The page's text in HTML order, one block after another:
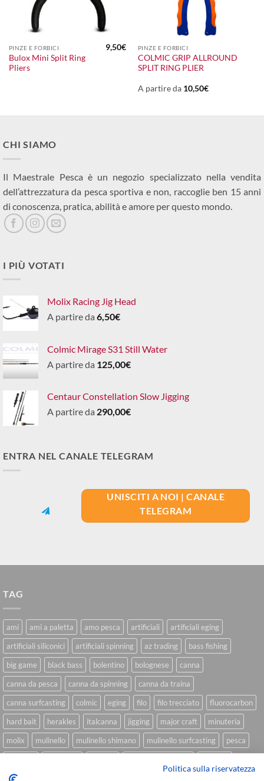
PINZE E FORBICI
Bulox Mini Split Ring
Pliers
9,50€ PINZE E FORBICI
COLMIC GRIP ALLROUND
SPLIT RING PLIER
A partire da 10,50€
CHI SIAMO
Il Maestrale Pesca è un negozio specializzato nella vendita
dell’attrezzatura da pesca sportiva e non, raccoglie ben 15 anni
di conoscenza, pratica, abilità e amore per questo mondo.
I PIÙ VOTATI
Molix Racing Jig Head
A partire da 6,50€
Colmic Mirage S31 Still Water
A partire da 125,00€
Centaur Constellation Slow Jigging
A partire da 290,00€
ENTRA NEL CANALE TELEGRAM
UNISCITI A NOI | CANALE
TELEGRAM
TAG
ami ami a paletta amo pesca artificiali
artificiali eging
artificiali siliconici
artificiali spinning az trading
bass fishing
big game
black bass bolentino bolognese
canna
canna da pesca
canna da spinning
canna da traina
canna surfcasting
colmic eging filo filo trecciato
fluorocarbon
hard bait
herakles italcanna jigging major craft
minuteria
molix
mulinello mulinello shimano mulinello surfcasting
pesca
spinning inshore
Politica sulla riservatezza